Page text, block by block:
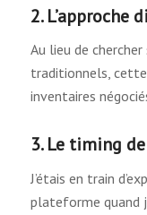
2. L’approche
Au lieu de
traditionnels,
inventaires
3. Le timing
J’étais en train
plateforme quand